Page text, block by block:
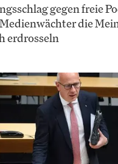
gegen freie
die
erdrosseln